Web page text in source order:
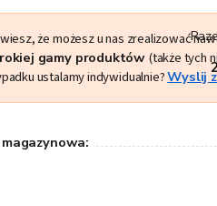
że możesz u nas zrealizować
gamy produktów(także tych
ustalamy indywidualnie?Wyslij